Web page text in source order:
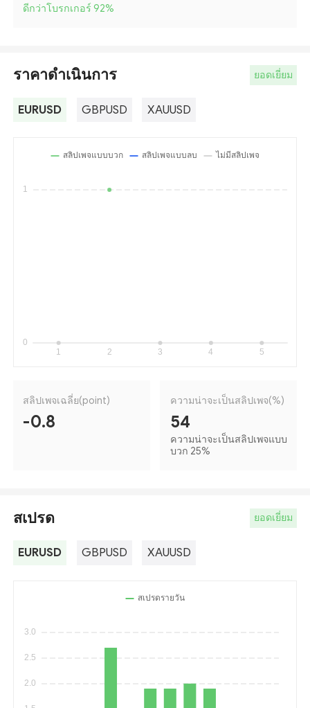
ดีกว่าโบรกเกอร์ 92%
ราคาดำเนินการ ยอดเยี่ยม
EURUSD GBPUSD XAUUSD
สลิปเพจเฉลี่ย(point)
-0.8
ความน่าจะเป็นสลิปเพจ(%)
54
ความน่าจะเป็นสลิปเพจแบบ
บวก 25%
สเปรด ยอดเยี่ยม
EURUSD GBPUSD XAUUSD